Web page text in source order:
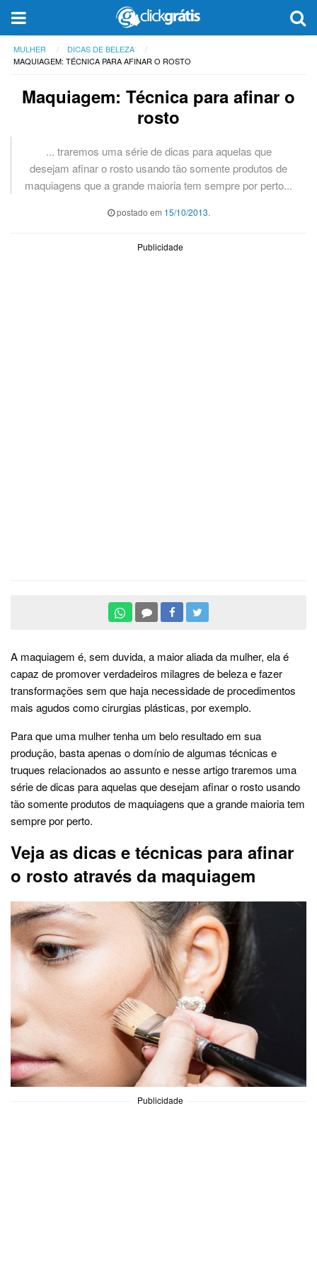
MULHER
DICAS DE BELEZA
MAQUIAGEM: TÉCNICA PARA AFINAR O ROSTO
Maquiagem: Técnica para afinar o
rosto
... traremos uma série de dicas para aquelas que
desejam afinar o rosto usando tão somente produtos de
maquiagens que a grande maioria tem sempre por perto...
postado em 15/10/2013.
Publicidade
A maquiagem é, sem duvida, a maior aliada da mulher, ela é
capaz de promover verdadeiros milagres de beleza e fazer
transformações sem que haja necessidade de procedimentos
mais agudos como cirurgias plásticas, por exemplo.
Para que uma mulher tenha um belo resultado em sua
produção, basta apenas o domínio de algumas técnicas e
truques relacionados ao assunto e nesse artigo traremos uma
série de dicas para aquelas que desejam afinar o rosto usando
tão somente produtos de maquiagens que a grande maioria tem
sempre por perto.
Veja as dicas e técnicas para afinar
o rosto através da maquiagem
Publicidade